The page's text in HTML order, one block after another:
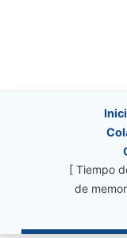
Site
[ Tiempo
de